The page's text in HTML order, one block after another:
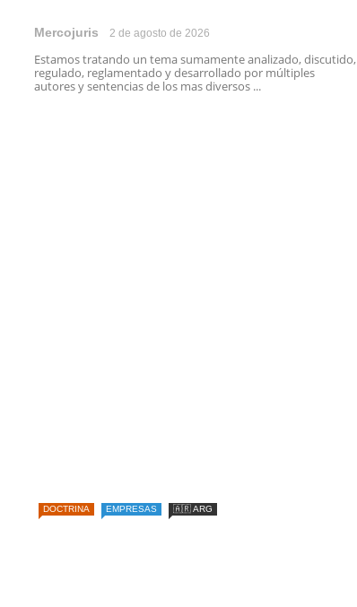
Mercojuris 2 de agosto de 2026
Estamos tratando un tema sumamente analizado, discutido,
regulado, reglamentado y desarrollado por múltiples
autores y sentencias de los mas diversos ...
DOCTRINA EMPRESAS 🇦🇷 ARG